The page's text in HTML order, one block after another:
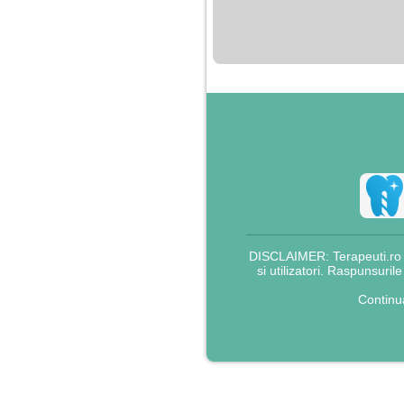
pentru bani.
DISCLAIMER:
si utilizatori.